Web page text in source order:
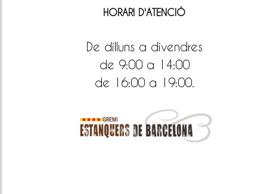
HORARI D'ATENCIÓ
De dilluns a divendres
de 9:00 a 14:00
de 16:00 a 19:00.